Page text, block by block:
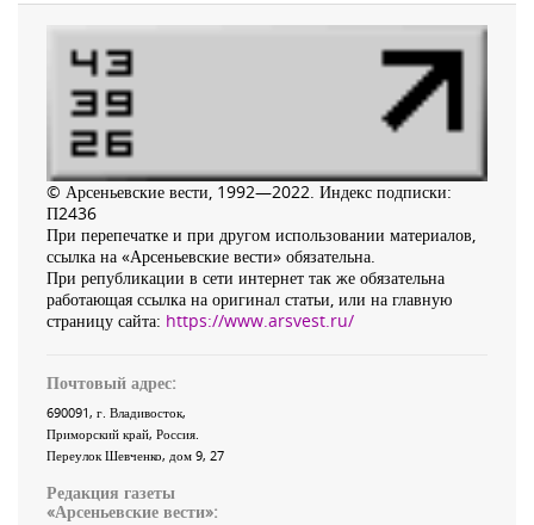
© Арсеньевские вести, 1992—2022. Индекс подписки:
П2436
При перепечатке и при другом использовании материалов,
ссылка на «Арсеньевские вести» обязательна.
При републикации в сети интернет так же обязательна
работающая ссылка на оригинал статьи, или на главную
страницу сайта: https://www.arsvest.ru/
Почтовый адрес:
690091, г. Владивосток,
Приморский край, Россия
Переулок Шевченко, дом 9, 27
Редакция газеты
«Арсеньевские вести»: